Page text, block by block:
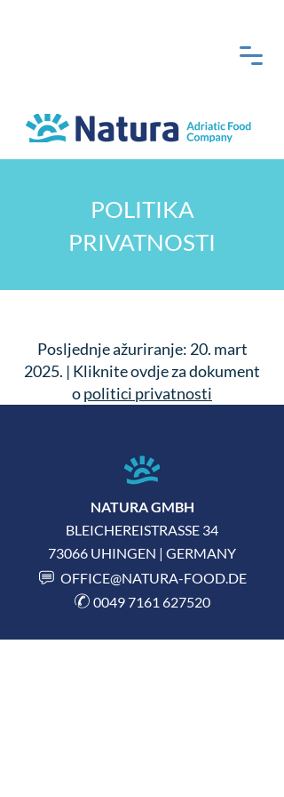
POLITIKA
PRIVATNOSTI
Posljednje ažuriranje: 20. mart
2025. | Kliknite ovdje za dokument
opolitici privatnosti
NATURA GMBH
BLEICHEREISTRASSE 34
73066 UHINGEN | GERMANY
R OFFICE@NATURA-FOOD.DE
b 0049 7161 627520